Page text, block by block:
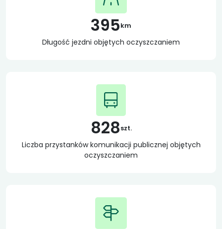
395km
Długość jezdni objętych oczyszczaniem
828szt.
Liczba przystanków komunikacji publicznej objętych
oczyszczaniem